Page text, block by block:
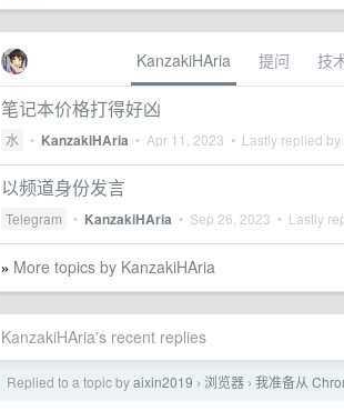
KanzakiHAria 提问 技
笔记本价格打得好凶
水 • KanzakiHAria • Apr 11, 2023 • Lastly replied by
以频道身份发言
Telegram • KanzakiHAria • Sep 26, 2023 • Lastly
» More topics by KanzakiHAria
KanzakiHAria's recent replies
Replied to a topic byaixin2019 › 浏览器 › 我准备从